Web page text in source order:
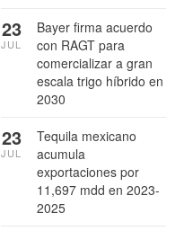
Bayer firma acuerdo
con RAGT para
comercializar a gran
escala trigo híbrido en
2030
23
JUL
Tequila mexicano
acumula
exportaciones por
11,697 mdd en 2023-
2025
23
JUL